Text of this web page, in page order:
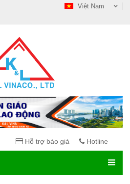
Việt Nam
Hỗ trợ báo giá Hotline